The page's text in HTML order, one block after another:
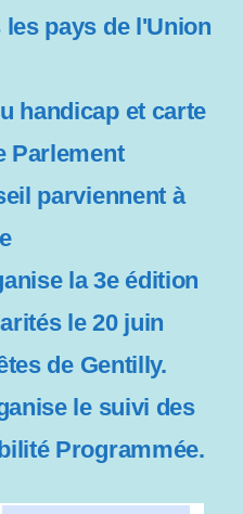
l
é
pays de l'Union
handicap et carte
Parlement
parviennent à
la 3e édition
le 20 juin
de Gentilly.
le suivi des
Programmée.